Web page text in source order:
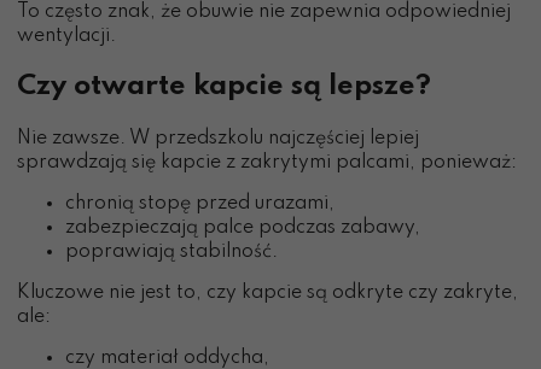
To często znak, że obuwie nie zapewnia odpowiedniej
wentylacji.
Czy otwarte kapcie są lepsze?
Nie zawsze. W przedszkolu najczęściej lepiej
sprawdzają się kapcie z zakrytymi palcami, ponieważ:
chronią stopę przed urazami,
zabezpieczają palce podczas zabawy,
poprawiają stabilność.
Kluczowe nie jest to, czy kapcie są odkryte czy zakryte,
ale:
czy materiał oddycha,